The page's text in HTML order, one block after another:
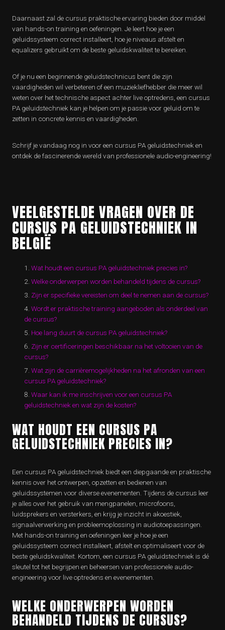
Daarnaast zal de cursus praktische ervaring bieden door middel
van hands-on training en oefeningen. Je leert hoe je een
geluidssysteem correct installeert, hoe je niveaus afstelt en
equalizers gebruikt om de beste geluidskwaliteit te bereiken.
Of je nu een beginnende geluidstechnicus bent die zijn
vaardigheden wil verbeteren of een muziekliefhebber die meer wil
weten over het technische aspect achter live optredens, een cursus
PA geluidstechniek kan je helpen om je passie voor geluid om te
zetten in concrete kennis en vaardigheden.
Schrijf je vandaag nog in voor een cursus PA geluidstechniek en
ontdek de fascinerende wereld van professionele audio-engineering!
VEELGESTELDE VRAGEN OVER DE
CURSUS PA GELUIDSTECHNIEK IN
BELGIË
Wat houdt een cursus PA geluidstechniek precies in?
Welke onderwerpen worden behandeld tijdens de cursus?
Zijn er specifieke vereisten om deel te nemen aan de cursus?
Wordt er praktische training aangeboden als onderdeel van
de cursus?
Hoe lang duurt de cursus PA geluidstechniek?
Zijn er certificeringen beschikbaar na het voltooien van de
cursus?
Wat zijn de carrièremogelijkheden na het afronden van een
cursus PA geluidstechniek?
Waar kan ik me inschrijven voor een cursus PA
geluidstechniek en wat zijn de kosten?
WAT HOUDT EEN CURSUS PA
GELUIDSTECHNIEK PRECIES IN?
Een cursus PA geluidstechniek biedt een diepgaande en praktische
kennis over het ontwerpen, opzetten en bedienen van
geluidssystemen voor diverse evenementen. Tijdens de cursus leer
je alles over het gebruik van mengpanelen, microfoons,
luidsprekers en versterkers, en krijg je inzicht in akoestiek,
signaalverwerking en probleemoplossing in audiotoepassingen.
Met hands-on training en oefeningen leer je hoe je een
geluidssysteem correct installeert, afstelt en optimaliseert voor de
beste geluidskwaliteit. Kortom, een cursus PA geluidstechniek is dé
sleutel tot het begrijpen en beheersen van professionele audio-
engineering voor live optredens en evenementen.
WELKE ONDERWERPEN WORDEN
BEHANDELD TIJDENS DE CURSUS?